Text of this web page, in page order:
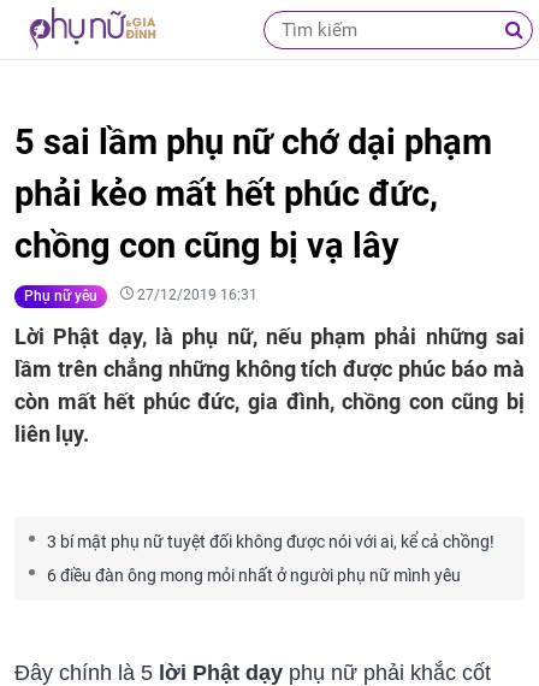
5 sai lầm phụ nữ chớ dại phạm
phải kẻo mất hết phúc đức,
chồng con cũng bị vạ lây
Phụ nữ yêu 27/12/2019 16:31
Lời Phật dạy, là phụ nữ, nếu phạm phải những sai
lầm trên chẳng những không tích được phúc báo mà
còn mất hết phúc đức, gia đình, chồng con cũng bị
liên lụy.
3 bí mật phụ nữ tuyệt đối không được nói với ai, kể cả chồng!
6 điều đàn ông mong mỏi nhất ở người phụ nữ mình yêu
Đây chính là 5 lời Phật dạy phụ nữ phải khắc cốt